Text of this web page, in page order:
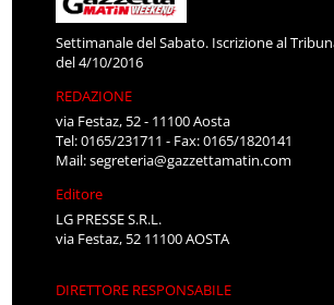
Settimanale del Sabato. Iscrizione al
del 4/10/2016
REDAZIONE
via Festaz, 52 - 11100 Aosta
Tel: 0165/231711 - Fax: 0165/1820141
Mail:segreteria@gazzettamatin.com
Editore
LG PRESSE S.R.L.
via Festaz, 52 11100 AOSTA
DIRETTORE RESPONSABILE